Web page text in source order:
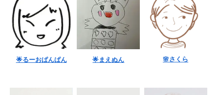
🌟るーおぱんぱん 🌟まえぬん 🌸さくら